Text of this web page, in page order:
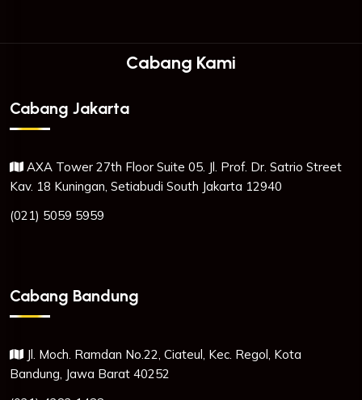
Cabang Kami
Cabang Jakarta
AXA Tower 27th Floor Suite 05. Jl. Prof. Dr. Satrio Street
Kav. 18 Kuningan, Setiabudi South Jakarta 12940
(021) 5059 5959
Cabang Bandung
Jl. Moch. Ramdan No.22, Ciateul, Kec. Regol, Kota
Bandung, Jawa Barat 40252